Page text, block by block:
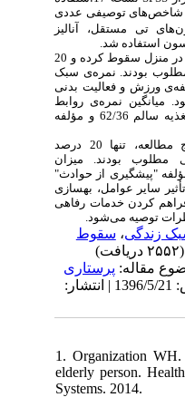
توصیفی عددی
تی
مستقل، آنالیز
استفاده شد.
: بیشتر سالمندان (70%) در منزل سقوط کرده و 20
بودند. نمره‌ی سبک
ورزش و فعالیت بدنی
تنش 16/17 بود. میانگین نمره‌ی روابط
اجتماعی و بین فردی 67/21، تغذیه سالم 62/36 و مؤلفه
: براساس نتایج مطالعه، تنها 20 درصد
بودند. میزان
"پیشگیری از حوادث"
سایر عوامل، بهسازی
کردن خدمات رفاهی
توصیه می‌شود.
زندگی،سقوط
مقاله:پرستاری
دریافت: 1396/2/16 | پذیرش: 1396/5/21 | انتشار:
1. Organization
elderly person.
Systems. 2014.